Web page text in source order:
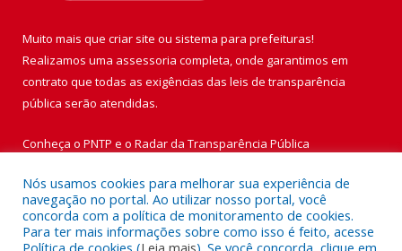
Muito mais que criar site ou sistema para prefeituras!
Realizamos uma assessoria completa, onde garantimos em
contrato que todas as exigências das leis de transparência
pública serão atendidas.
Conheça o PNTP e o Radar da Transparência Pública
Todos os direitos reservados a Prefeitura Municipal de Vigia de
Nós usamos cookies para melhorar sua experiência de
navegação no portal. Ao utilizar nosso portal, você
concorda com a política de monitoramento de cookies.
Para ter mais informações sobre como isso é feito, acesse
Política de cookies (Leia mais). Se você concorda, clique em